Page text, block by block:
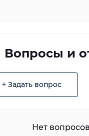
Вопросы и
+ Задать вопрос
Нет